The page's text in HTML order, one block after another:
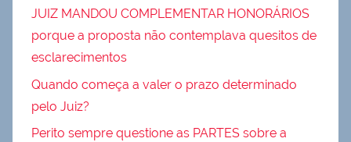
JUIZ MANDOU COMPLEMENTAR HONORÁRIOS
porque a proposta não contemplava quesitos de
esclarecimentos
Quando começa a valer o prazo determinado
pelo Juiz?
Perito sempre questione as PARTES sobre a